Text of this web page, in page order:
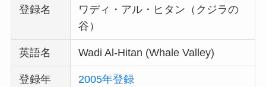
登録名
ワディ・アル・ヒタン（クジラの
谷）
英語名 Wadi Al-Hitan (Whale Valley)
登録年 2005年登録